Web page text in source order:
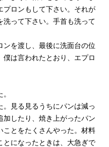
プロンもして下さい。それが
って下さい。手首も洗って
を渡し、最後に洗面台の位
は言われたとおり、エプロ
。見る見るうちにパンは減っ
したり、焼き上がったパン
ことをたくさんやった。材料
とになったときは、大急ぎで